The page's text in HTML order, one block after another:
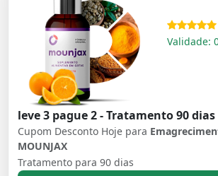
Validade:
leve 3 pague 2 - Tratamento 90 dias
Cupom Desconto Hoje para
MOUNJAX
Tratamento para 90 dias